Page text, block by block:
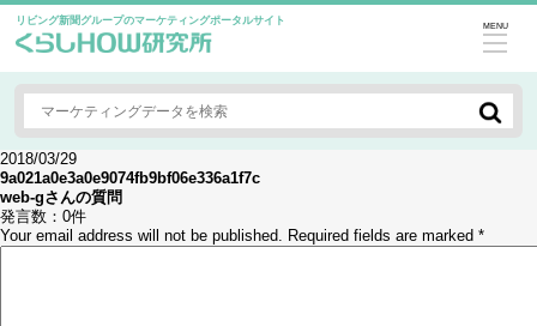
リビング新聞グループのマーケティングポータルサイト MENU
2018/03/29
9a021a0e3a0e9074fb9bf06e336a1f7c
web-gさんの質問
発言数： 0件
Your email address will not be published. Required fields are marked *